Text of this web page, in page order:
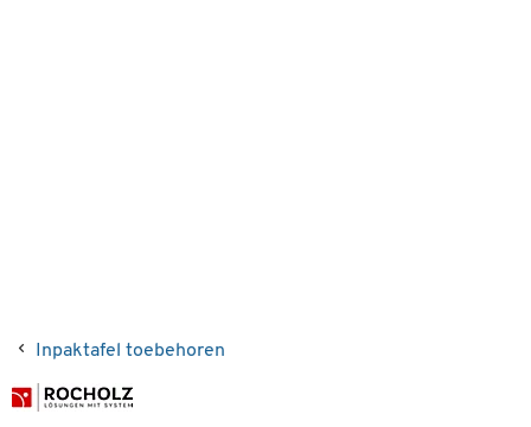
Inpaktafel toebehoren